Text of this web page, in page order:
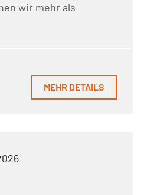
wir mehr als
MEHR DETAILS